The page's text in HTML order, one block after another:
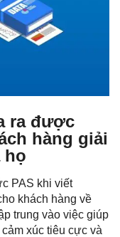
ra được
hàng giải
họ
PAS khi viết
khách hàng về
trung vào việc giúp
xúc tiêu cực và